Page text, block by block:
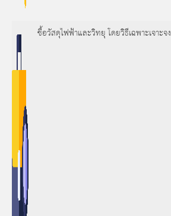
ซื้อวัสดุไฟฟ้าและวิทยุ โดยวิธีเฉพาะเจาะจง